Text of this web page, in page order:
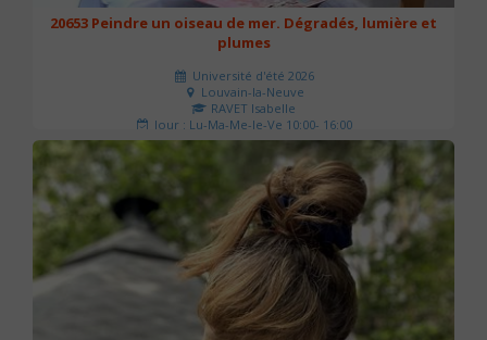
20653 Peindre un oiseau de mer. Dégradés, lumière et
plumes
Université d'été 2026
Louvain-la-Neuve
RAVET Isabelle
Jour : Lu-Ma-Me-Je-Ve 10:00- 16:00
Nombre de séances : 2